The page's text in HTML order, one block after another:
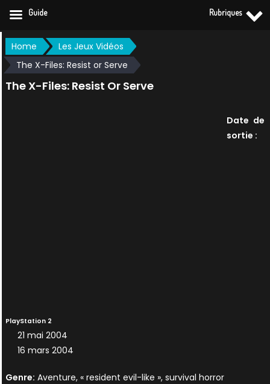
Skip
to
content
Home
Les Jeux Vidéos
The X-Files: Resist or Serve
The X-Files: Resist Or Serve
Date de
sortie :
PlayStation 2
21 mai 2004
16 mars 2004
Genre: Aventure, « resident evil-like », survival horror
Guide Rubriques